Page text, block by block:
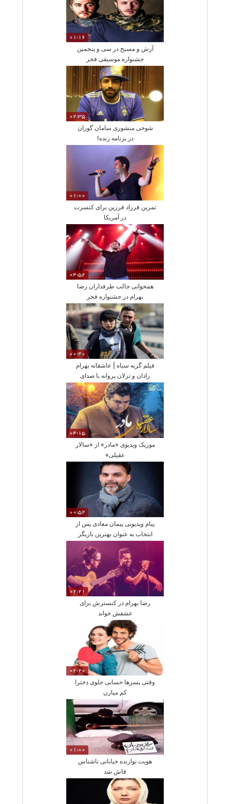
01:16
آرش و مسیح در سی و پنجمین
جشنواره موسیقی فجر
02:35
شوخی منشوری سامان گوران
در برنامه زنده!
01:00
تمرین فرزاد فرزین برای کنسرت
در آمریکا
04:52
همخوانی جالب طرفداران رضا
بهرام در جشنواره فجر
00:40
فیلم گربه سیاه | عاشقانه بهرام
رادان و ترلان پروانه با صدای
سون‌بند
04:15
موزیک ویدیوی «مادر» از «سالار
عقیلی»
00:52
پیام ویدیویی پیمان معادی پس از
انتخاب به عنوان بهترین بازیگر
02:21
رضا بهرام در کنسترش برای
عشقش خواند
02:20
وقتی پسرها حسابی جلوی دخترا
کم میارن
01:00
هویت نوازنده خیابانی ناشناس
فاش شد